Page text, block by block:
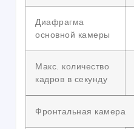
Диафрагма
основной камеры
Макс. количество
кадров в секунду
Фронтальная камера